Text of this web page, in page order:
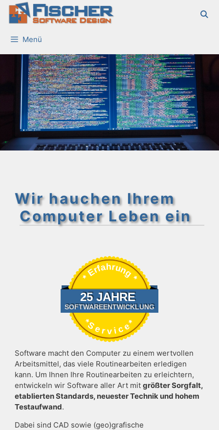
Zum
Inhalt
springen
Fischer
Software Design
Menü
Wir hauchen Ihrem
Computer Leben ein
Software macht den Computer zu einem wertvollen
Arbeitsmittel, das viele Routinearbeiten erledigen
kann. Um Ihnen Ihre Routinearbeiten zu erleichtern,
entwickeln wir Software aller Art mit größter Sorgfalt,
etablierten Standards, neuester Technik und hohem
Testaufwand.
Dabei sind CAD sowie (geo)grafische